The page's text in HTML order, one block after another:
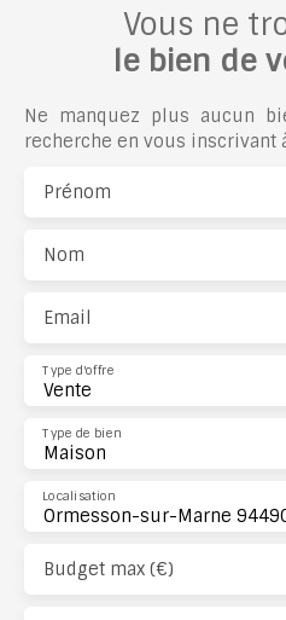
Vous ne
le bien de
Ne manquez plus aucun
recherche en vous inscrivant
Prénom
Nom
Email
Vente
Type d'offre
Maison
Type de bien
Ormesson-sur-Marne
Localisation
Budget max (€)